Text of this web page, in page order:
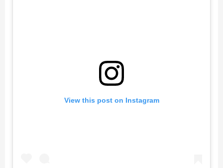
View this post on Instagram